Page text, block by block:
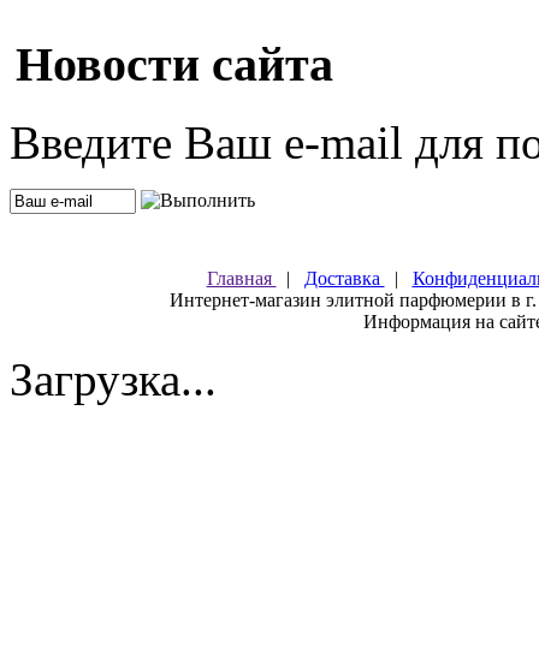
Новости сайта
Введите Ваш e-mail для
Главная | Доставка |
Интернет-магазин элитной парфюмерии в
Информация на
Загрузка...